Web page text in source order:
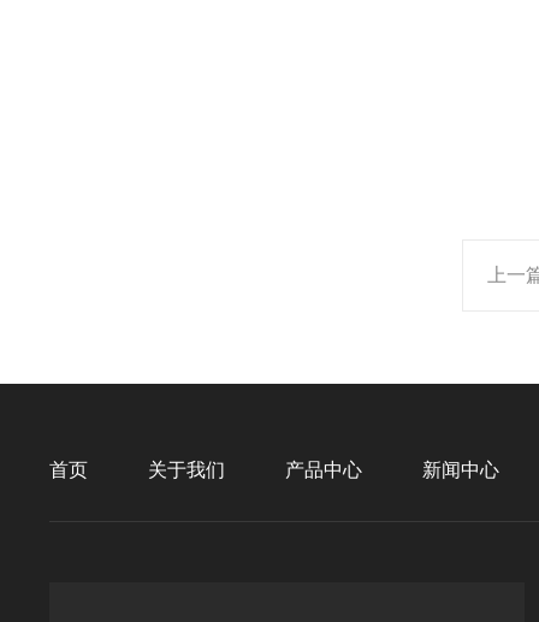
上一
首页 关于我们 产品中心 新闻中心